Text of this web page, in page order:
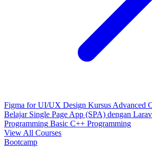
Figma for UI/UX Design Kursus Advanced
Belajar Single Page App (SPA) dengan
Programming Basic C++ Programming
View All Courses
Bootcamp